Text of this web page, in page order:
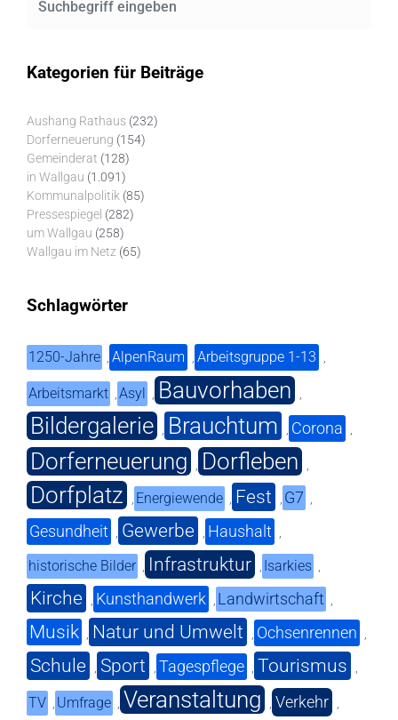
Kategorien für Beiträge
Aushang Rathaus (232)
Dorferneuerung (154)
Gemeinderat (128)
in Wallgau (1.091)
Kommunalpolitik (85)
Pressespiegel (282)
um Wallgau (258)
Wallgau im Netz (65)
Schlagwörter
1250-Jahre , AlpenRaum , Arbeitsgruppe 1-13 ,
Arbeitsmarkt ,Asyl , Bauvorhaben ,
Bildergalerie , Brauchtum , Corona ,
Dorferneuerung , Dorfleben ,
Dorfplatz , Energiewende , Fest , G7 ,
Gesundheit , Gewerbe , Haushalt ,
historische Bilder , Infrastruktur , Isarkies ,
Kirche , Kunsthandwerk , Landwirtschaft ,
Musik , Natur und Umwelt , Ochsenrennen ,
Schule , Sport , Tagespflege , Tourismus ,
TV , Umfrage , Veranstaltung , Verkehr ,